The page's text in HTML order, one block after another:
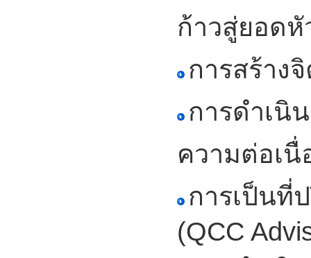
ก้าวสู่ยอด
การสร้า
การดำเนิ
ความต่อเนื่
การเป็นที่
(QCC